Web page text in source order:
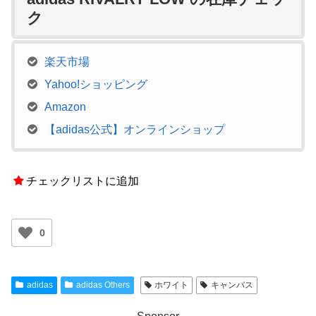
ク
楽天市場
Yahoo!ショッピング
Amazon
【adidas公式】オンラインショップ
チェックリストに追加
0
adidas adidas Others ホワイト キャンバス